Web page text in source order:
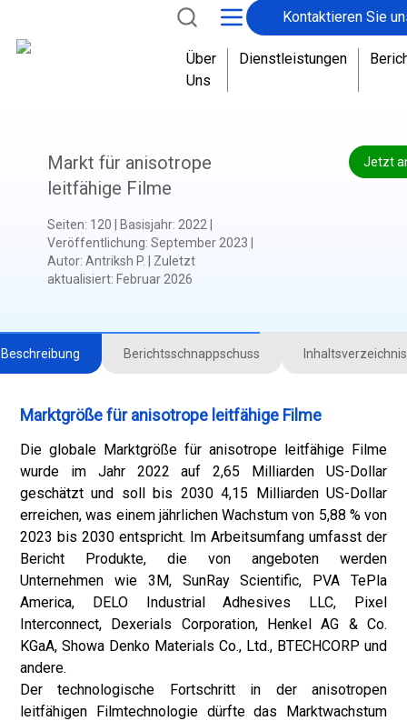
Kontaktieren Sie
Über
Uns
Dienstleistungen
Jetzt
Markt für anisotrope
leitfähige Filme
Seiten: 120 Basisjahr: 2022
Veröffentlichung: September 2023
Autor: Antriksh P.
Zuletzt
aktualisiert: Februar 2026
Beschreibung Berichtsschnappschuss Inhaltsverzeichnis
Marktgröße für anisotrope leitfähige Filme
Die globale Marktgröße für anisotrope leitfähige Filme
wurde im Jahr 2022 auf 2,65 Milliarden US-Dollar
geschätzt und soll bis 2030 4,15 Milliarden US-Dollar
erreichen, was einem jährlichen Wachstum von 5,88 % von
2023 bis 2030 entspricht. Im Arbeitsumfang umfasst der
Bericht Produkte, die von angeboten werden
Unternehmen wie 3M, SunRay Scientific, PVA TePla
America, DELO Industrial Adhesives LLC, Pixel
Interconnect, Dexerials Corporation, Henkel AG & Co.
KGaA, Showa Denko Materials Co., Ltd., BTECHCORP und
andere.
Der technologische Fortschritt in der anisotropen
leitfähigen Filmtechnologie dürfte das Marktwachstum